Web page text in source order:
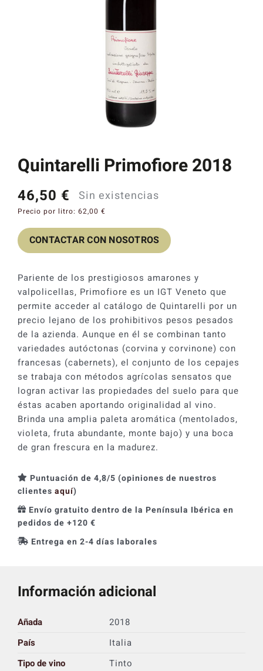
Quintarelli Primofiore 2018
46,50 € Sin existencias
Precio por litro: 62,00 €
CONTACTAR CON NOSOTROS
Pariente de los prestigiosos amarones y
valpolicellas, Primofiore es un IGT Veneto que
permite acceder al catálogo de Quintarelli por un
precio lejano de los prohibitivos pesos pesados
de la azienda. Aunque en él se combinan tanto
variedades autóctonas (corvina y corvinone) con
francesas (cabernets), el conjunto de los cepajes
se trabaja con métodos agrícolas sensatos que
logran activar las propiedades del suelo para que
éstas acaben aportando originalidad al vino.
Brinda una amplia paleta aromática (mentolados,
violeta, fruta abundante, monte bajo) y una boca
de gran frescura en la madurez.
Puntuación de 4,8/5 (opiniones de nuestros
clientes aquí)
Envío gratuito dentro de la Península Ibérica en
pedidos de +120 €
Entrega en 2-4 días laborales
Información adicional
Añada
2018
País
Italia
Tipo de vino
Tinto